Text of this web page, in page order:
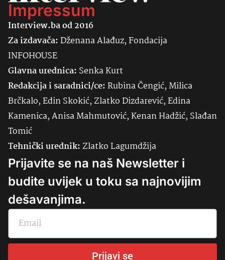
Impressum
Interview.ba od 2016
Za izdavača:Dženana Alađuz, Fondacija
INFOHOUSE
Glavna urednica: SenkaKurt
Redakcija i saradnici/ce:Rubina Čengić, Milica
Brčkalo, Edin Skokić, Zlatko Dizdarević, Edina
Kamenica, Anisa Mahmutović, Kenan Hadžić, Slađan
Tomić
Tehnički urednik:Zlatko Lagumdžija
Prijavite se na naš Newsletter i
budite uvijek u toku sa najnovijim
dešavanjima.
Prijavi se